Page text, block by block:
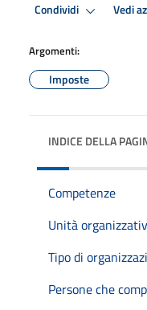
Condividi Vedi
Argomenti:
Imposte
INDICE DELLA
Competenze
Unità
Tipo di
Persone che